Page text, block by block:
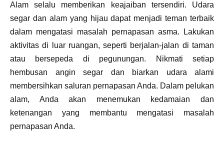
Alam selalu memberikan keajaiban tersendiri. Udara
segar dan alam yang hijau dapat menjadi teman terbaik
dalam mengatasi masalah pernapasan asma. Lakukan
aktivitas di luar ruangan, seperti berjalan-jalan di taman
atau bersepeda di pegunungan. Nikmati setiap
hembusan angin segar dan biarkan udara alami
membersihkan saluran pernapasan Anda. Dalam pelukan
alam, Anda akan menemukan kedamaian dan
ketenangan yang membantu mengatasi masalah
pernapasan Anda.